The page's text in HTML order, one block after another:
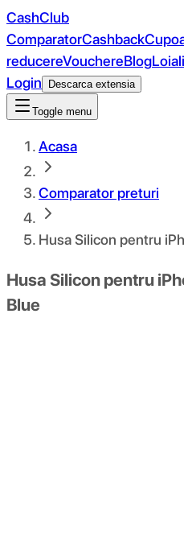
CashClub
ComparatorCashback
reducereVouchereBlog
Login
Descarca extensia
Toggle menu
Acasa
Comparator preturi
Husa Silicon pentru
Husa Silicon pentru
Blue